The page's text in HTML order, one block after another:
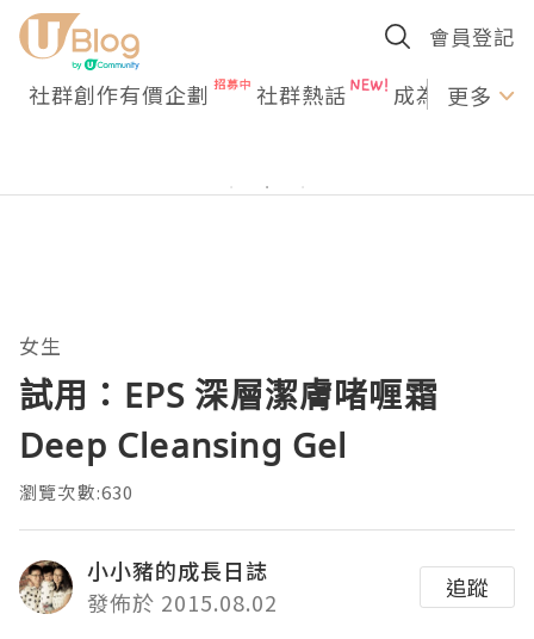
會員登記
社群創作有價企劃 社群熱話 成為U更多
女生
試用：EPS 深層潔膚啫喱霜
Deep Cleansing Gel
瀏覽次數:630
小小豬的成長日誌
發佈於 2015.08.02
追蹤